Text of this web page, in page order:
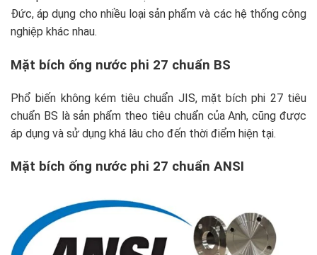
Đức, áp dụng cho nhiều loại sản phẩm và các hệ thống công
nghiệp khác nhau.
Mặt bích ống nước phi 27 chuẩn BS
Phổ biến không kém tiêu chuẩn JIS, mặt bích phi 27 tiêu
chuẩn BS là sản phẩm theo tiêu chuẩn của Anh, cũng được
áp dụng và sử dụng khá lâu cho đến thời điểm hiện tại.
Mặt bích ống nước phi 27 chuẩn ANSI